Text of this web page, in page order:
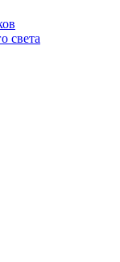
света